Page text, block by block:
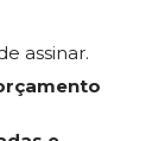
assinar.